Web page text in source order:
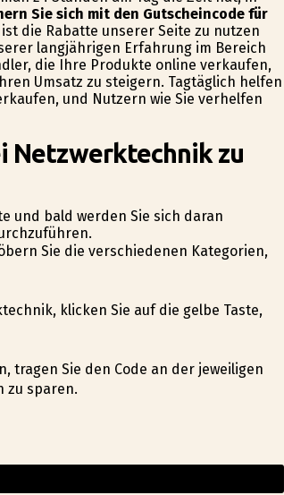
Sie sich mit den Gutscheincode für
die Rabatte unserer Seite zu nutzen
langjährigen Erfahrung im Bereich
die Ihre Produkte online verkaufen,
Umsatz zu steigern. Tagtäglich helfen
und Nutzern wie Sie verhelfen
Netzwerktechnik zu
und bald werden Sie sich daran
Sie die verschiedenen Kategorien,
klicken Sie auf die gelbe Taste,
tragen Sie den Code an der jeweiligen
zu sparen.